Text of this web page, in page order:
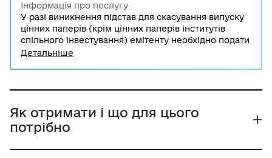
Інформація про послугу
У разі виникнення підстав для скасування випуску
цінних паперів (крім цінних паперів інститутів
спільного інвестування) емітенту необхідно подати
до Національної комісії з цінних паперів та
Детальніше
Як отримати і що для цього
потрібно